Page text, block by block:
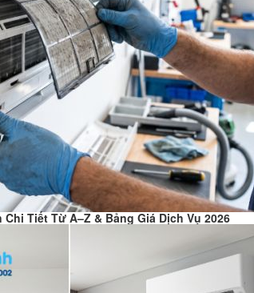
Tiết Từ A–Z & Bảng Giá Dịch Vụ 2026